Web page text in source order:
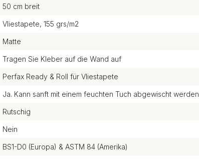
50 cm breit
Vliestapete, 155 grs/m2
Matte
Tragen Sie Kleber auf die Wand auf
Perfax Ready & Roll für Vliestapete
Ja. Kann sanft mit einem feuchten Tuch abgewischt werden
Rutschig
Nein
BS1-D0 (Europa) & ASTM 84 (Amerika)